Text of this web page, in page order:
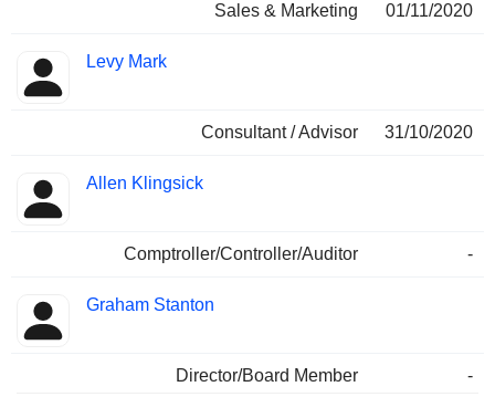
Sales & Marketing 01/11/2020
Levy Mark
Consultant / Advisor 31/10/2020
Allen Klingsick
Comptroller/Controller/Auditor -
Graham Stanton
Director/Board Member
-